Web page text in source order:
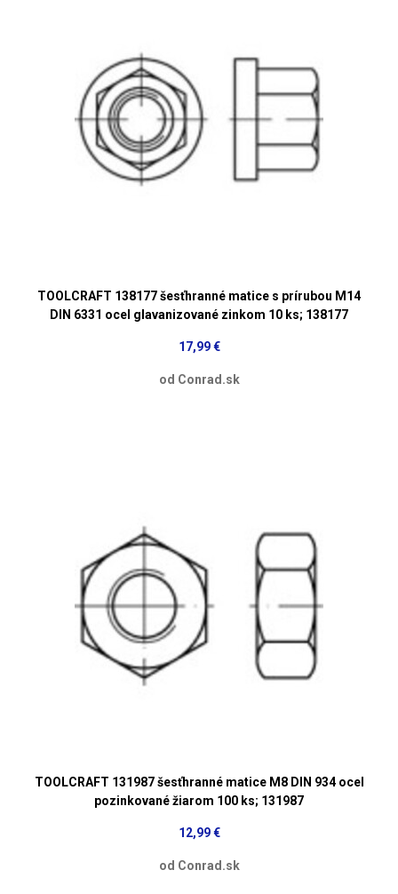
TOOLCRAFT 138177 šesťhranné matice s prírubou M14
DIN 6331 ocel glavanizované zinkom 10 ks; 138177
17,99 €
od Conrad.sk
TOOLCRAFT 131987 šesťhranné matice M8 DIN 934 ocel
pozinkované žiarom 100 ks; 131987
12,99 €
od Conrad.sk